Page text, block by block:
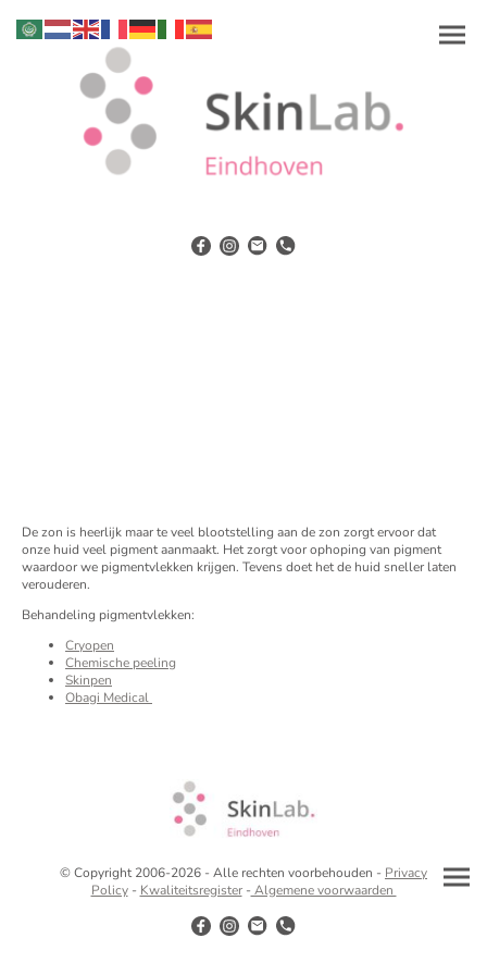
De zon is heerlijk maar te veel blootstelling aan de zon zorgt ervoor dat
onze huid veel pigment aanmaakt. Het zorgt voor ophoping van pigment
waardoor we pigmentvlekken krijgen. Tevens doet het de huid sneller laten
verouderen.
Behandeling pigmentvlekken:
Cryopen
Chemische peeling
Skinpen
Obagi Medical
© Copyright 2006-2026 - Alle rechten voorbehouden - Privacy
Policy- Kwaliteitsregister- Algemene voorwaarden